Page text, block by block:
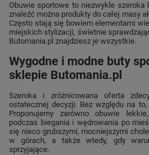
Obuwie sportowe to niezwykle szeroka
znaleźć można produkty do całej masy
Często stają się bowiem elementami
miejskich stylizacji, świetnie
Butomania.pl znajdziesz je wszystkie.
Wygodne i modne buty
sklepie Butomania.pl
Szeroka i zróżnicowana oferta
ostatecznej decyzji. Bez względu na
Proponujemy zarówno obuwie
podczas biegania i wędrowania po
się nieco grubszymi, mocniejszymi
w górach, a także wtedy, gdy
sprzyjające.